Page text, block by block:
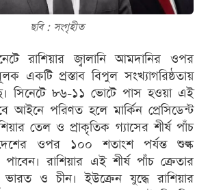
ছবি : সংগৃহীত
রাশিয়ার জ্বালানি আমদানির ওপর
একটি প্রস্তাব বিপুল সংখ্যাগরিষ্ঠতায়
সিনেটে ৮৬-১১ ভোটে পাস হওয়া এই
আইনে পরিণত হলে মার্কিন প্রেসিডেন্ট
তেল ও প্রাকৃতিক গ্যাসের শীর্ষ পাঁচ
ওপর ১০০ শতাংশ পর্যন্ত শুল্ক
রাশিয়ার এই শীর্ষ পাঁচ ক্রেতার
ভারত ও চীন। ইউক্রেন যুদ্ধে রাশিয়ার